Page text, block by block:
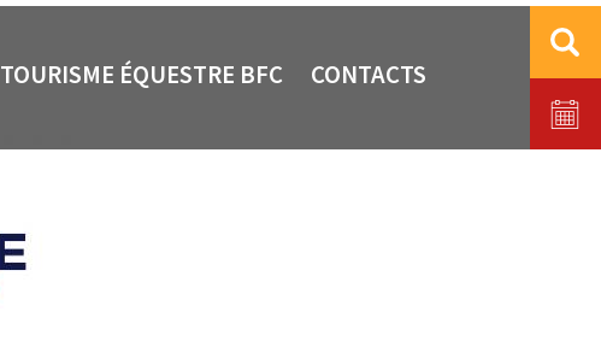
TOURISME ÉQUESTRE BFC CONTACTS